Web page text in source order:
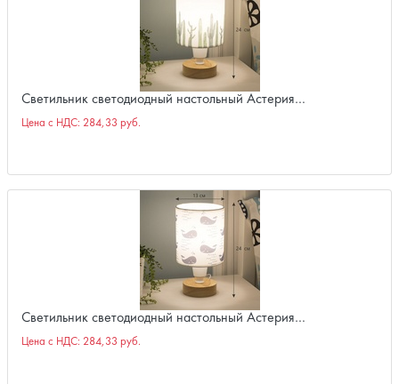
Светильник светодиодный настольный Астерия…
Цена с НДС: 284,33 руб.
Светильник светодиодный настольный Астерия…
Цена с НДС: 284,33 руб.